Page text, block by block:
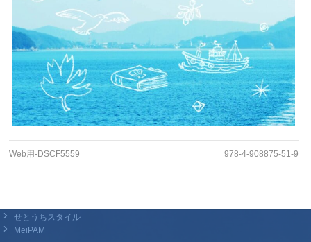
Web用-DSCF5559 978-4-908875-51-9
せとうちスタイル
MeiPAM